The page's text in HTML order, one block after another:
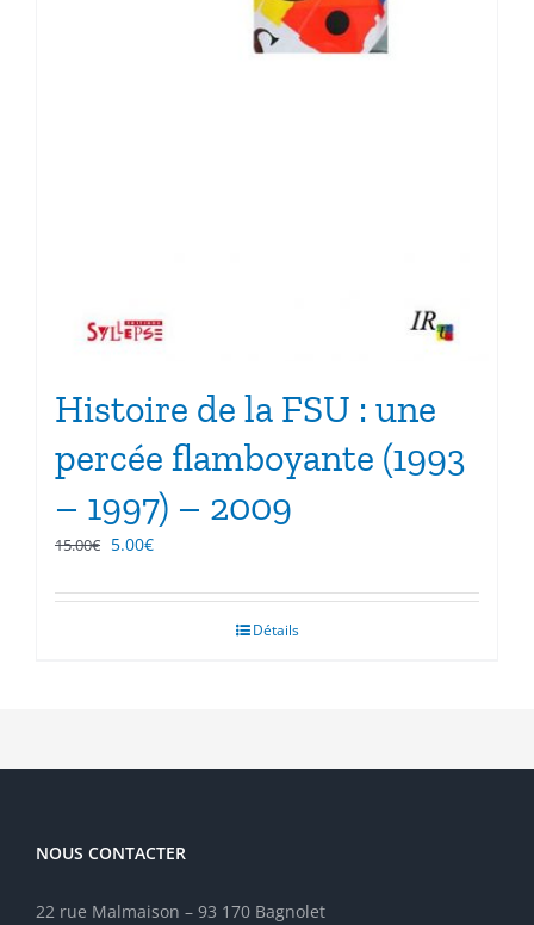
Histoire de la FSU : une
percée flamboyante (1993
– 1997) – 2009
15.00€ Le
initial
5.00€Le
actuel
Détails
NOUS CONTACTER
22 rue Malmaison – 93 170 Bagnolet